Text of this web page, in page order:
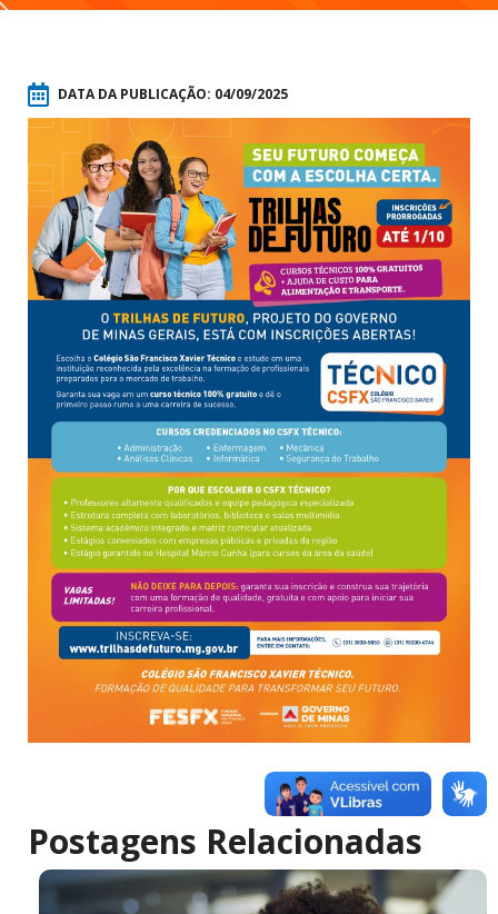
DATA DA PUBLICAÇÃO: 04/09/2025
Postagens Relacionadas